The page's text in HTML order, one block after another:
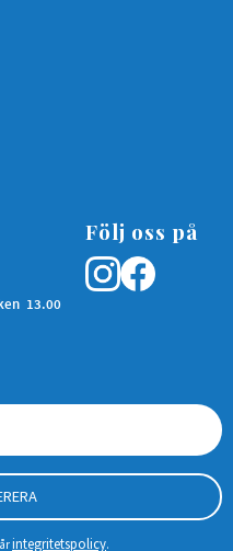
13.00
Följ oss på
integritetspolicy.